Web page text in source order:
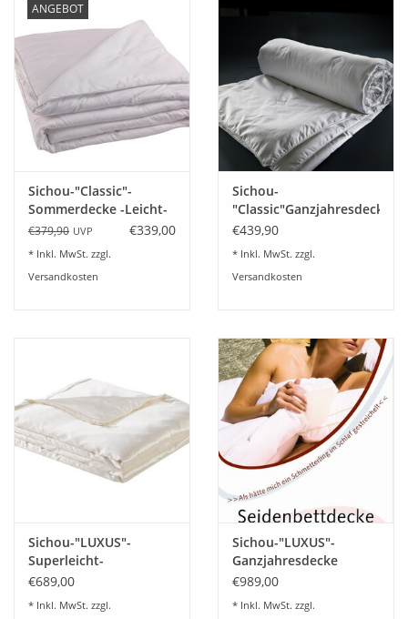
ANGEBOT
Sichou-"Classic"-
Sommerdecke -Leicht-
Maulbeerseide
€379,90 UVP €339,00
* Inkl. MwSt. zzgl.
Versandkosten
Sichou-
"Classic"Ganzjahresdecke
-Mittel-Maulbeerseide
€439,90
* Inkl. MwSt. zzgl.
Versandkosten
Sichou-"LUXUS"-
Superleicht-
Sommerdecke-
€689,00
* Inkl. MwSt. zzgl.
Sichou-"LUXUS"-
Ganzjahresdecke
mittel-Maulbeerseide
€989,00
* Inkl. MwSt. zzgl.